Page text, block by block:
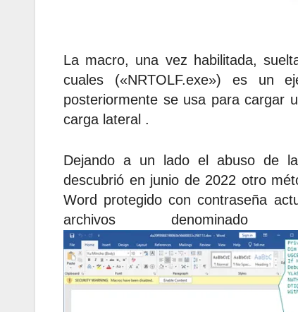
La macro, una vez habilitada,
cuales («NRTOLF.exe») es un
posteriormente se usa para cargar
carga lateral .
Dejando a un lado el abuso de
descubrió en junio de 2022 otro
Word protegido con contraseña
archivos